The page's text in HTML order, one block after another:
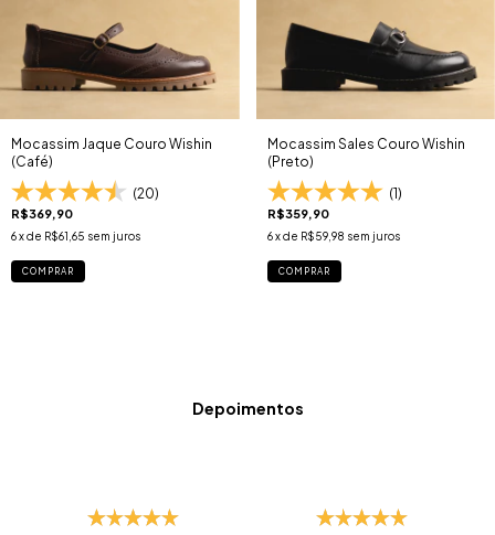
Mocassim Jaque Couro Wishin
(Café)
(20)
R$369,90
6x de R$61,65 sem juros
COMPRAR
Mocassim Sales Couro Wishin
(Preto)
(1)
R$359,90
6 x de R$59,98 sem juros
COMPRAR
Depoimentos